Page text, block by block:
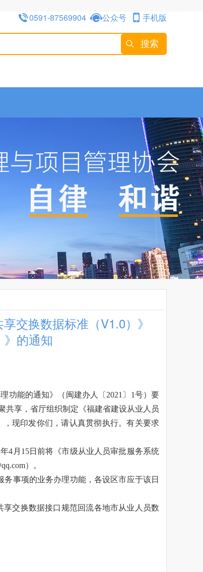
手机版
公众号
0591-87569904
搜索
交换数据标准（V1.0）》
》的通知
功能的通知》（闽建办人〔2021〕1号）要
共享，省厅组织制定《福建省建设从业人员
现印发你们，请认真贯彻执行。有关要求
4月15日前将《市级从业人员审批服务系统
）。
事项的业务办理功能，各设区市应于该日
交换数据接口规范回流各地市从业人员数